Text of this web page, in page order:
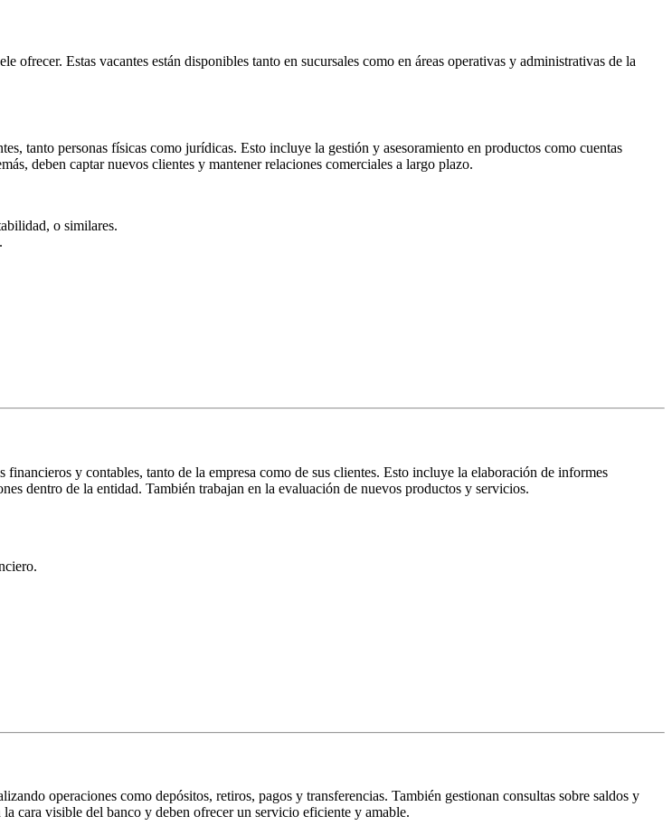
ofrecer. Estas vacantes están disponibles tanto en sucursales como en áreas operativas y administrativas de la
tanto personas físicas como jurídicas. Esto incluye la gestión y asesoramiento en productos como cuentas
deben captar nuevos clientes y mantener relaciones comerciales a largo plazo.
o similares.
y contables, tanto de la empresa como de sus clientes. Esto incluye la elaboración de informes
dentro de la entidad. También trabajan en la evaluación de nuevos productos y servicios.
operaciones como depósitos, retiros, pagos y transferencias. También gestionan consultas sobre saldos y
cara visible del banco y deben ofrecer un servicio eficiente y amable.